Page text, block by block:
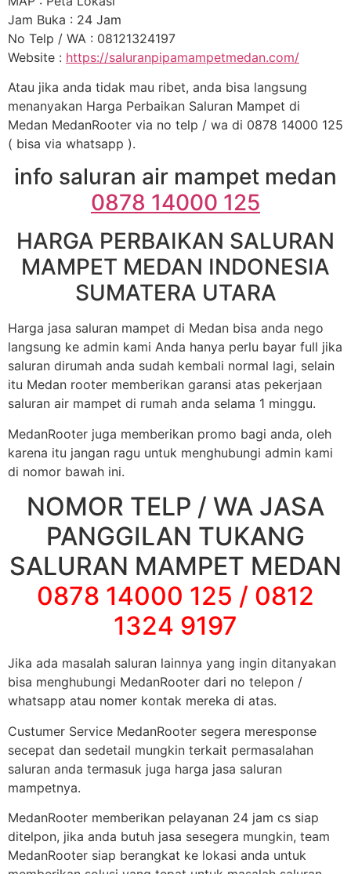
Jam Buka : 24 Jam
No Telp / WA : 08121324197
Website : https://saluranpipamampetmedan.com/
Atau jika anda tidak mau ribet, anda bisa langsung
menanyakan Harga Perbaikan Saluran Mampet di
Medan MedanRooter via no telp / wa di 0878 14000 125
( bisa via whatsapp ).
info saluran air mampet medan
0878 14000 125
HARGA PERBAIKAN SALURAN
MAMPET MEDAN INDONESIA
SUMATERA UTARA
Harga jasa saluran mampet di Medan bisa anda nego
langsung ke admin kami Anda hanya perlu bayar full jika
saluran dirumah anda sudah kembali normal lagi, selain
itu Medan rooter memberikan garansi atas pekerjaan
saluran air mampet di rumah anda selama 1 minggu.
MedanRooter juga memberikan promo bagi anda, oleh
karena itu jangan ragu untuk menghubungi admin kami
di nomor bawah ini.
NOMOR TELP / WA JASA
PANGGILAN TUKANG
SALURAN MAMPET MEDAN
0878 14000 125 / 0812
1324 9197
Jika ada masalah saluran lainnya yang ingin ditanyakan
bisa menghubungi MedanRooter dari no telepon /
whatsapp atau nomer kontak mereka di atas.
Custumer Service MedanRooter segera meresponse
secepat dan sedetail mungkin terkait permasalahan
saluran anda termasuk juga harga jasa saluran
mampetnya.
MedanRooter memberikan pelayanan 24 jam cs siap
ditelpon, jika anda butuh jasa sesegera mungkin, team
MedanRooter siap berangkat ke lokasi anda untuk